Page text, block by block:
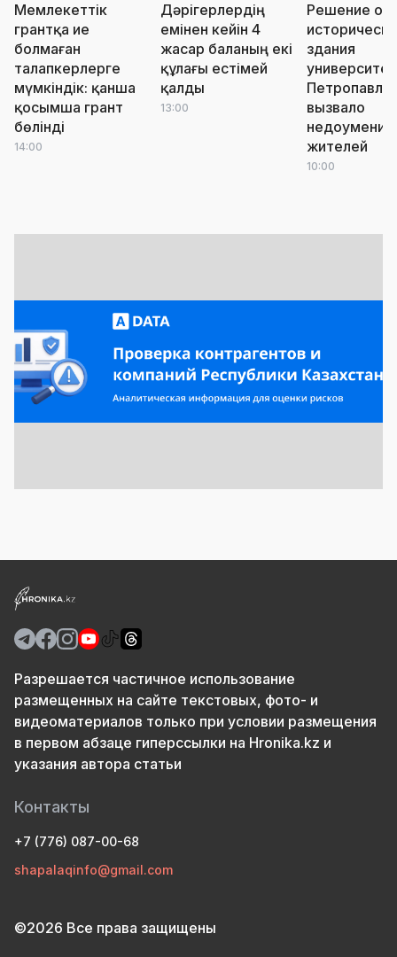
Мемлекеттік
грантқа ие
болмаған
талапкерлерге
мүмкіндік: қанша
қосымша грант
бөлінді
14:00
Дәрігерлердің
емінен кейін 4
жасар баланың екі
құлағы естімей
қалды
13:00
Решение о
здания
вызвало
недоумение
жителей
10:00
Разрешается частичное использование
размещенных на сайте текстовых, фото- и
видеоматериалов только при условии размещения
в первом абзаце гиперссылки на Hronika.kz и
указания автора статьи
Контакты
+7 (776) 087-00-68
shapalaqinfo@gmail.com
©2026 Все права защищены